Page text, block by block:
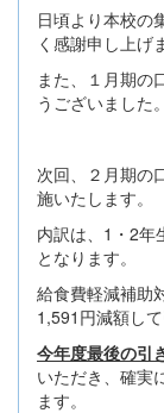
日頃より本校の
く感謝申し上げ
また、１月期の
うございました。
次回、２月期の
施いたします。
内訳は、1・2年
となります。
給食費軽減補助
1,591円減額して
今年度最後の引
いただき、確実
ます。